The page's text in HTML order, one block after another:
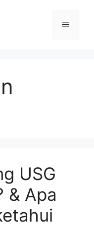
Menu
USG
& Apa